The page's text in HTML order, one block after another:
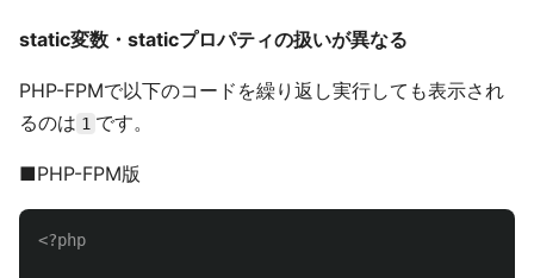
static変数・staticプロパティの扱いが異なる
PHP-FPMで以下のコードを繰り返し実行しても表示され
るのは 1 です。
■PHP-FPM版
<?php